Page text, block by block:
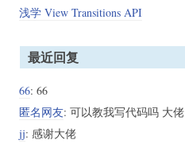
浅学 View Transitions API
最近回复
66: 66
匿名网友: 可以教我写代码吗 大佬
jj: 感谢大佬